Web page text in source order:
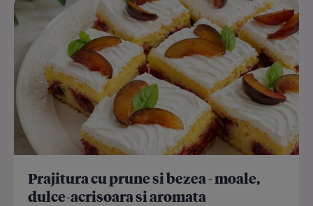
Prajitura cu prune si bezea - moale,
dulce-acrisoara si aromata